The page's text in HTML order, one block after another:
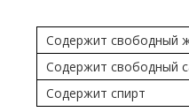
Содержит свободный
Содержит свободный
Содержит спирт